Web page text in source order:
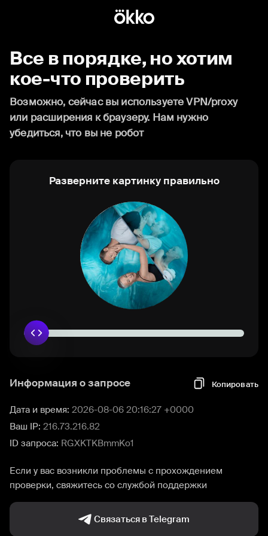
Все в порядке, но хотим
кое-что проверить
Возможно, сейчас вы используете VPN/proxy
или расширения к браузеру. Нам нужно
убедиться, что вы не робот
Разверните картинку правильно
Информация о запросе Копировать
Дата и время: 2026-08-06 20:16:27 +0000
Ваш IP: 216.73.216.82
ID запроса: RGXKTKBmmKo1
Если у вас возникли проблемы с прохождением
проверки, свяжитесь со службой поддержки
Связаться в Telegram